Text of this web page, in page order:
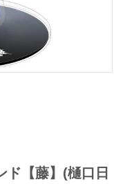
ド【藤】(樋口日